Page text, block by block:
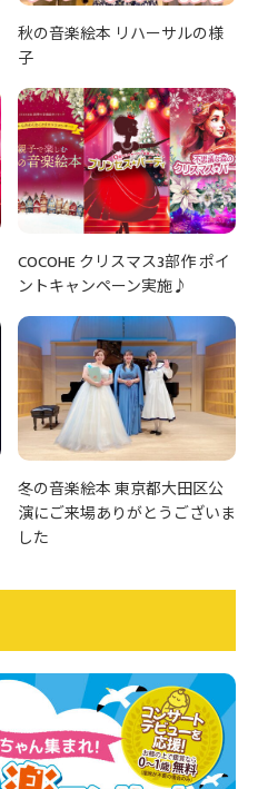
秋の音楽絵本 リハーサルの様
子
COCOHE クリスマス3部作 ポイ
ントキャンペーン実施♪
冬の音楽絵本 東京都大田区公
演にご来場ありがとうございま
した